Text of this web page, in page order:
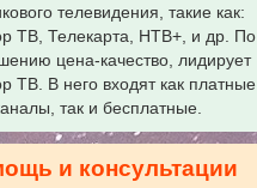
телевидения, такие как:
ТВ, Телекарта, НТВ+, и др. По
цена-качество, лидирует
ТВ. В него входят как платные
так и бесплатные.
и консультации